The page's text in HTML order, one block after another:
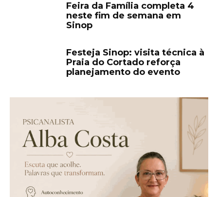
Feira da Família completa 4
neste fim de semana em
Sinop
Festeja Sinop: visita técnica à
Praia do Cortado reforça
planejamento do evento